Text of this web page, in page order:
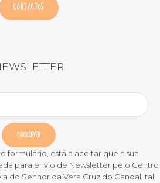
CONTACTOS
formulário, está a aceitar que a sua
para envio de Newsletter pelo Centro
do Senhor da Vera Cruz do Candal, tal